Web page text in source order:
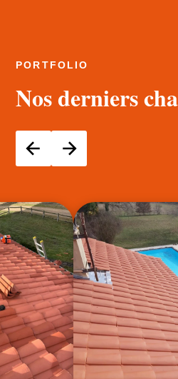
PORTFOLIO
Nos derniers